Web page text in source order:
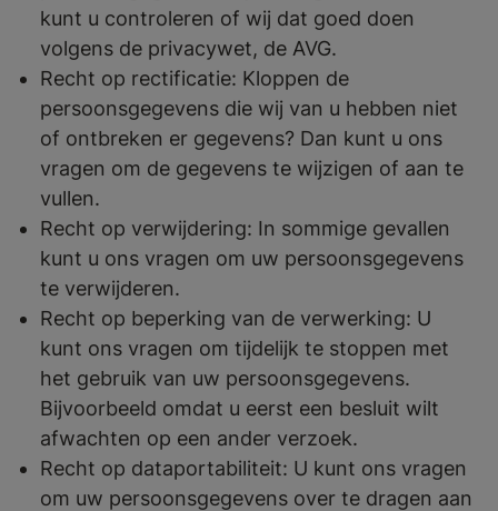
kunt u controleren of wij dat goed doen
volgens de privacywet, de AVG.
Recht op rectificatie: Kloppen de
persoonsgegevens die wij van u hebben niet
of ontbreken er gegevens? Dan kunt u ons
vragen om de gegevens te wijzigen of aan te
vullen.
Recht op verwijdering: In sommige gevallen
kunt u ons vragen om uw persoonsgegevens
te verwijderen.
Recht op beperking van de verwerking: U
kunt ons vragen om tijdelijk te stoppen met
het gebruik van uw persoonsgegevens.
Bijvoorbeeld omdat u eerst een besluit wilt
afwachten op een ander verzoek.
Recht op dataportabiliteit: U kunt ons vragen
om uw persoonsgegevens over te dragen aan